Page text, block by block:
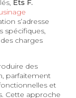
Ets F.
s’adresse
spécifiques,
charges
des
parfaitement
et
Cette approche